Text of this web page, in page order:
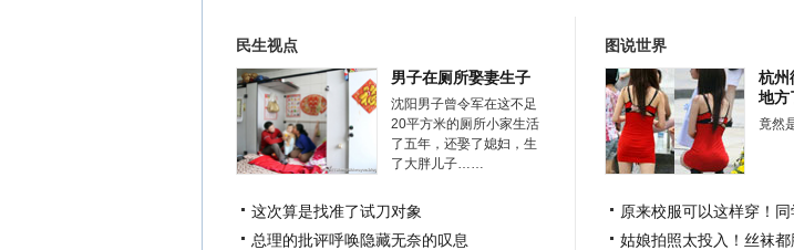
民生视点
男子在厕所娶妻生子
沈阳男子曾令军在这不足
20平方米的厕所小家生活
了五年，还娶了媳妇，生
了大胖儿子……
这次算是找准了试刀对象
总理的批评呼唤隐藏无奈的叹息
图说世界
杭州
地方
竟然
原来校服可以这样穿！
姑娘拍照太投入！丝袜